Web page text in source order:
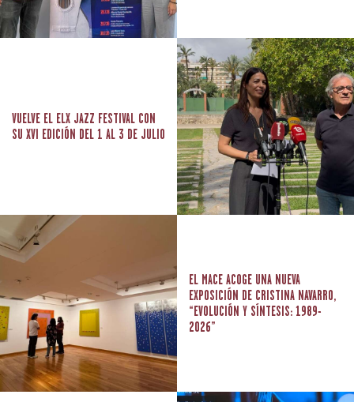
VUELVE EL ELX JAZZ FESTIVAL CON
SU XVI EDICIÓN DEL 1 AL 3 DE JULIO
EL MACE ACOGE UNA NUEVA
EXPOSICIÓN DE CRISTINA NAVARRO,
“EVOLUCIÓN Y SÍNTESIS: 1989-
2026”